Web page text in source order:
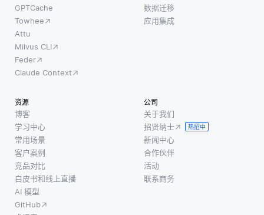
GPTCache
Towhee
Attu
Milvus CLI
Feder
Claude Context
数据迁移
应用集成
资源
博客
学习中心
常用场景
客户案例
竞品对比
白皮书和线上直播
AI 模型
GitHub
公司
关于我们
招贤纳士
热招中
新闻中心
合作伙伴
活动
联系商务